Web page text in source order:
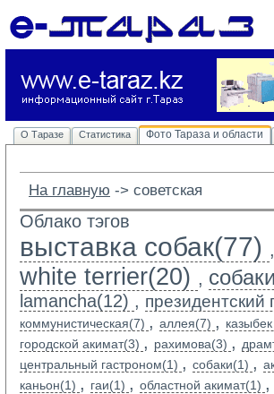
О Таразе Статистика Фото Тараза и области
На главную -> советская
Облако тэгов
выставка собак(77) ,
white terrier(20) ,
lamancha(12) , президентский
коммунистическая(7) , аллея(7) ,
городской акимат(3) , рахимова(3) ,
центральный гастроном(1) , собаки(1) ,
каньон(1) , гаи(1) , областной акимат(1) ,